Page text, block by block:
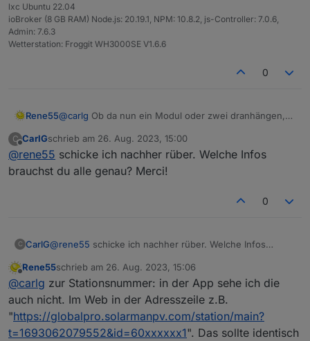
lxc Ubuntu 22.04
ioBroker (8 GB RAM) Node.js: 20.19.1, NPM: 10.8.2, js-Controller: 7.0.6,
Admin: 7.6.3
Wetterstation: Froggit WH3000SE V1.6.6
0
Rene55@carlg Ob da nun ein Modul oder zwei dranhängen,
der Sache ja mal auf den Grund gehen, dazu brauche
ich aber deine Credentials, die du eingetragen hast.
Wenn du mir traust, dann bitte per mail an
raschy@gmx.de
C
Offline
CarlGschrieb am 26. Aug. 2023, 15:00
zuletzt editiert von
@rene55 schicke ich nachher rüber. Welche Infos
brauchst du alle genau? Merci!
0
C CarlG@rene55 schicke ich nachher rüber. Welche Infos
Offline
Rene55schrieb am 26. Aug. 2023, 15:06
zuletzt editiert von
@carlg zur Stationsnummer: in der App sehe ich die
auch nicht. Im Web in der Adresszeile z.B.
"https://globalpro.solarmanpv.com/station/main?
t=1693062079552&id=60xxxxxx1". Das sollte identisch